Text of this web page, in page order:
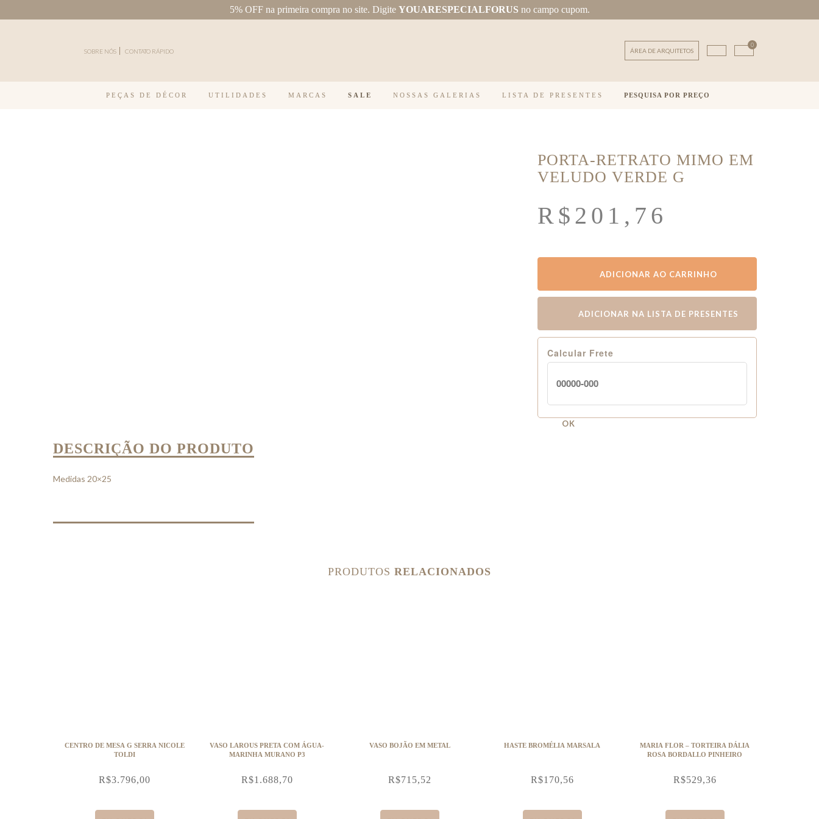
5% OFF na primeira compra no site. Digite YOUARESPECIALFORUS no campo cupom.
SOBRE NÓS CONTATO RÁPIDO ÁREA DE ARQUITETOS
0
PEÇAS DE DÉCOR UTILIDADES MARCAS SALE NOSSAS GALERIAS LISTA DE PRESENTES PESQUISA POR PREÇO
PORTA-RETRATO MIMO EM
VELUDO VERDE G
R$ 201,76
ADICIONAR AO CARRINHO
ADICIONAR NA LISTA DE PRESENTES
Calcular Frete
OK
DESCRIÇÃO DO PRODUTO
Medidas 20×25
PRODUTOS RELACIONADOS
CENTRO DE MESA G SERRA NICOLE
TOLDI
R$3.796,00
VASO LAROUS PRETA COM ÁGUA-
MARINHA MURANO P3
R$1.688,70
VASO BOJÃO EM METAL
R$715,52
HASTE BROMÉLIA MARSALA
R$170,56
MARIA FLOR – TORTEIRA DÁLIA
ROSA BORDALLO PINHEIRO
R$529,36